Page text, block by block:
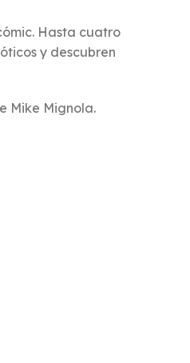
Hasta cuatro
y descubren
Mike Mignola.